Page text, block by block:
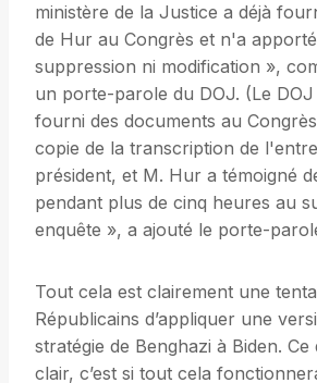
ministère de la Justice a déjà
de Hur au Congrès et n'a
suppression ni modification »,
un porte-parole du DOJ. (Le
fourni des documents au
copie de la transcription de
président, et M. Hur a témoigné
pendant plus de cinq heures au
enquête », a ajouté le porte-
Tout cela est clairement une
Républicains d’appliquer une
stratégie de Benghazi à Biden. Ce
clair, c’est si tout cela